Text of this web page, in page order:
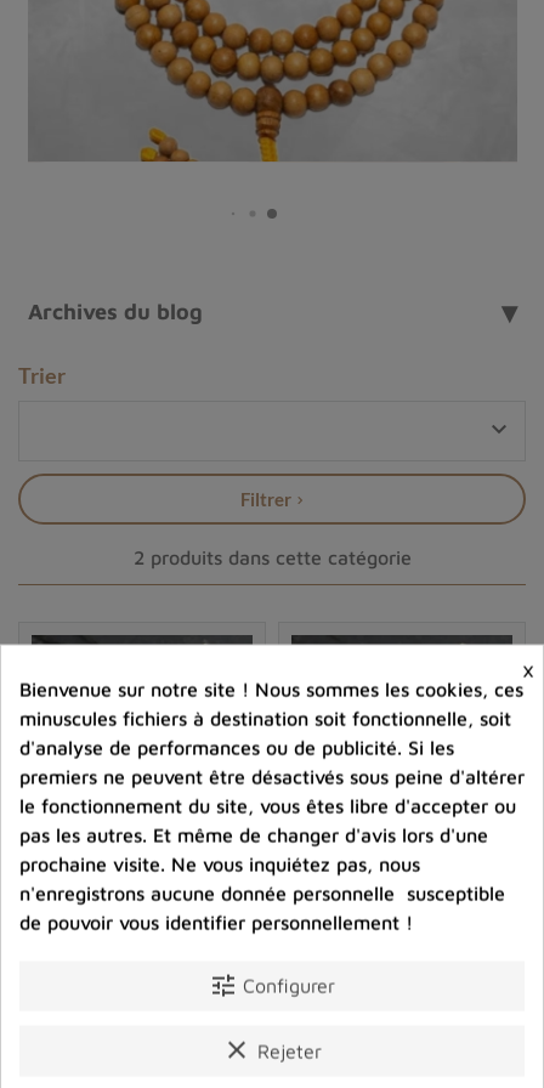
font partie des minéraux les plus couramment utilisés
dans la lithothérapie.
Ces pierres sont composées d'oxyde de silicium
déclinent en plusieurs variétés et couleurs, allant du
par sa couleur marron clair parsemée de taches
irrégulières brunes ou noires, évoquant le pelage d'un
jeune faon. Cette apparence unique confère à cette
pierre un attrait particulier et la rend très prisée des
amoureux de minéraux.
Où trouver le jaspe faon ?
La plupart desjaspes, dont le jaspe faon, sont formés
dans desenvironnements sédimentaires ou
volcaniques.On peut les trouver sous forme de galets
gisements de jaspe faon se situent en
Toutefois, il est à noter que cette pierre peut également
Archives du blog
Trier

Filtrer
2 produits dans cette catégorie
Pendentif Jaspe Faon oval
Pendentif Jaspe Faon
triangulaire
×
Bienvenue sur notre site ! Nous sommes les cookies, ces
minuscules fichiers à destination soit fonctionnelle, soit
d'analyse de performances ou de publicité. Si les
premiers ne peuvent être désactivés sous peine d'altérer
le fonctionnement du site, vous êtes libre d'accepter ou
pas les autres. Et même de changer d'avis lors d'une
prochaine visite. Ne vous inquiétez pas, nous
n'enregistrons aucune donnée personnelle susceptible
de pouvoir vous identifier personnellement !
tune Configurer
clear Rejeter